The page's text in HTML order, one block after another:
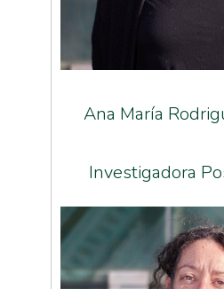
Ana María
Investigadora